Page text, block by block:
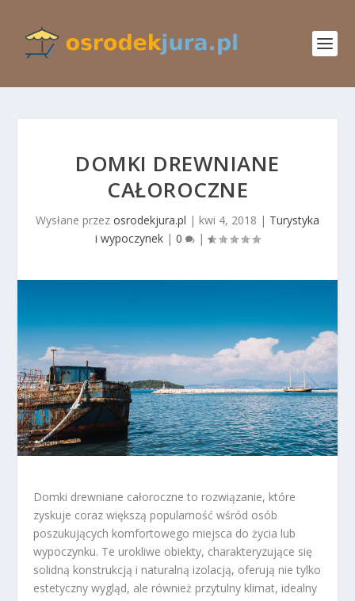
DOMKI DREWNIANE
CAŁOROCZNE
Wysłane przez osrodekjura.pl | kwi 4, 2018 | Turystyka
i wypoczynek | 0 |
Domki drewniane całoroczne to rozwiązanie, które
zyskuje coraz większą popularność wśród osób
poszukujących komfortowego miejsca do życia lub
wypoczynku. Te urokliwe obiekty, charakteryzujące się
solidną konstrukcją i naturalną izolacją, oferują nie tylko
estetyczny wygląd, ale również przytulny klimat, idealny